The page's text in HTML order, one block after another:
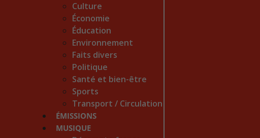
Culture
Économie
Éducation
Environnement
Faits divers
Politique
Santé et bien-être
Sports
Transport / Circulation
ÉMISSIONS
MUSIQUE